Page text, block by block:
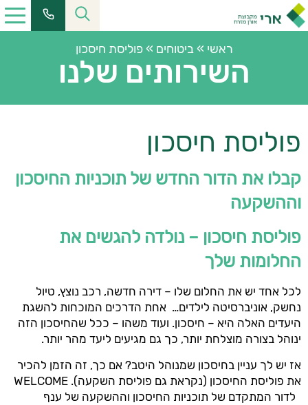
ראשי »ביטוחים »פוליסת חיסכון
השירותים שלנו
פוליסת חיסכון
קבלו את הדור החדש של תוכניות החיסכון
וההשקעה
פוליסת חיסכון – נולדה להגשים את
החלומות שלך
לכל אחד יש את החלום שלו – דירה חדשה, רכב נוצץ, טיול
נחשק, אוניברסיטה לילדים… אחת הדרכים המוכחות להשגת
היעדים האלה היא – חיסכון. ועוד משהו – ככל שהחיסכון הזה
ינוהל בצורה מוצלחת יותר, כך גם מגיעים ליעד מהר יותר.
אז יש לך עניין בחיסכון שמנוהל היטב? אם כך, זה הזמן להכיר
את פוליסת החיסכון (נקראת גם פוליסת השקעה). WELCOME
לדור המתקדם של תוכניות החיסכון וההשקעה של ענף